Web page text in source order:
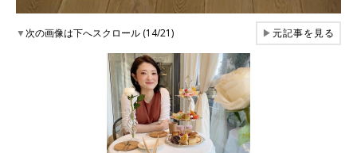
▼次の画像は下へスクロール (14/21) ▶元記事を見る